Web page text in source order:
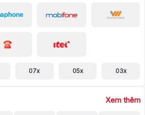
07x 05x 03x
Xem thêm